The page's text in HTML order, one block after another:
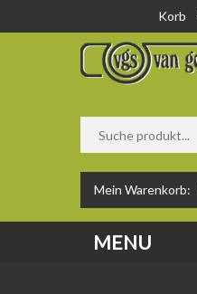
Korb
Mein Warenkorb: